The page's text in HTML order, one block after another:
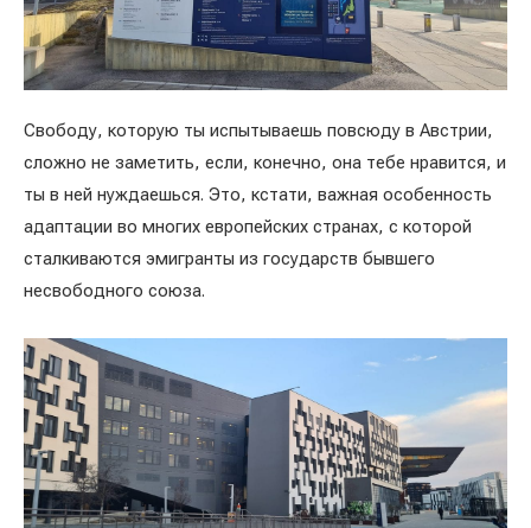
Свободу, которую ты испытываешь повсюду в Австрии,
сложно не заметить, если, конечно, она тебе нравится, и
ты в ней нуждаешься. Это, кстати, важная особенность
адаптации во многих европейских странах, с которой
сталкиваются эмигранты из государств бывшего
несвободного союза.